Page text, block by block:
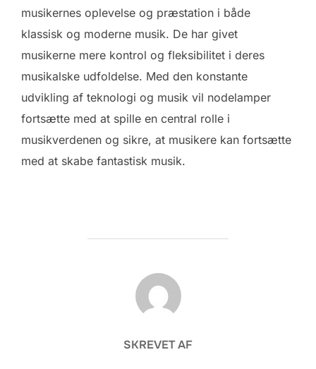
musikernes oplevelse og præstation i både
klassisk og moderne musik. De har givet
musikerne mere kontrol og fleksibilitet i deres
musikalske udfoldelse. Med den konstante
udvikling af teknologi og musik vil nodelamper
fortsætte med at spille en central rolle i
musikverdenen og sikre, at musikere kan fortsætte
med at skabe fantastisk musik.
FORFATTER
SKREVET AF